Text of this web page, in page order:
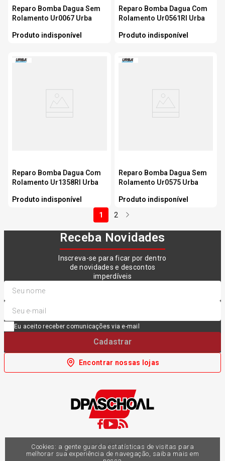
Cookies: a gente guarda estatísticas de visitas para
melhorar sua experiência de navegação, saiba mais em
Reparo Bomba Dagua Sem
Rolamento Ur0067 Urba
Produto indisponível
Reparo Bomba Dagua Com
Rolamento Ur0561Rl Urba
Produto indisponível
Reparo Bomba Dagua Com
Rolamento Ur1358Rl Urba
Produto indisponível
Reparo Bomba Dagua Sem
Rolamento Ur0575 Urba
Produto indisponível
1
2
Receba Novidades
Inscreva-se para ficar por dentro
de novidades e descontos
imperdíveis
Eu aceito receber comunicações via e-mail
Cadastrar
Encontrar nossas lojas
Links Úteis